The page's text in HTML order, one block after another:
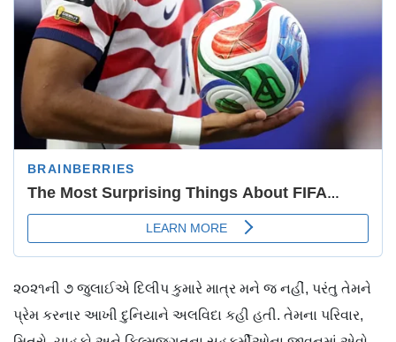
૨૦૨૧ની ૭ જુલાઈએ દિલીપ કુમારે માત્ર મને જ નહીં, પરંતુ તેમને
પ્રેમ કરનાર આખી દુનિયાને અલવિદા કહી હતી. તેમના પરિવાર,